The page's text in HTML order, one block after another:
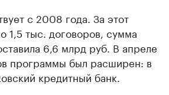
с 2008 года. За этот
1,5 тыс. договоров, сумма
6,6 млрд руб. В апреле
программы был расширен: в
кредитный банк.